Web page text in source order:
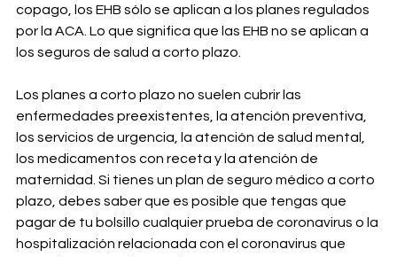
copago, los EHB sólo se aplican a los planes regulados
por la ACA. Lo que significa que las EHB no se aplican a
los seguros de salud a corto plazo.
Los planes a corto plazo no suelen cubrir las
enfermedades preexistentes, la atención preventiva,
los servicios de urgencia, la atención de salud mental,
los medicamentos con receta y la atención de
maternidad. Si tienes un plan de seguro médico a corto
plazo, debes saber que es posible que tengas que
pagar de tu bolsillo cualquier prueba de coronavirus o la
hospitalización relacionada con el coronavirus que